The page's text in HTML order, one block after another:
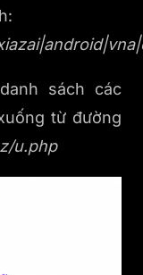
sách các
từ đường
u.php